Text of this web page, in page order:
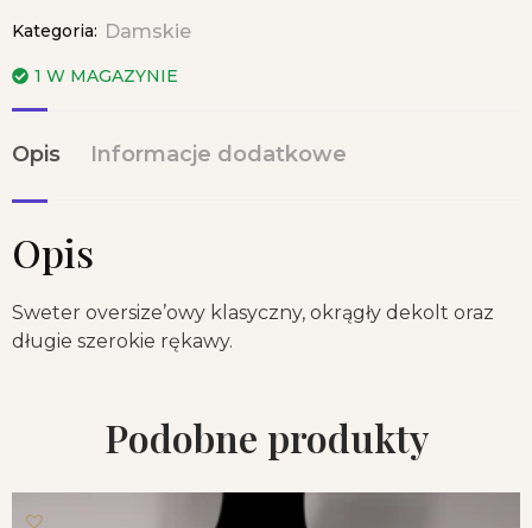
Kategoria: Damskie
1 W MAGAZYNIE
Opis Informacje dodatkowe
Opis
Sweter oversize’owy klasyczny, okrągły dekolt oraz
długie szerokie rękawy.
Podobne produkty